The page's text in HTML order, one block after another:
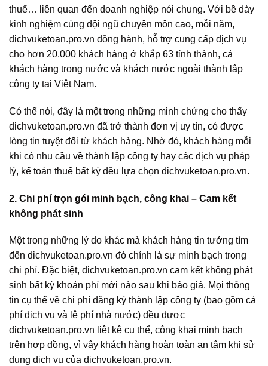
thuế… liên quan đến doanh nghiệp nói chung. Với bề dày
kinh nghiệm cùng đội ngũ chuyên môn cao, mỗi năm,
dichvuketoan.pro.vn đồng hành, hỗ trợ cung cấp dịch vụ
cho hơn 20.000 khách hàng ở khắp 63 tỉnh thành, cả
khách hàng trong nước và khách nước ngoài thành lập
công ty tại Việt Nam.
Có thể nói, đây là một trong những minh chứng cho thấy
dichvuketoan.pro.vn đã trở thành đơn vị uy tín, có được
lòng tin tuyệt đối từ khách hàng. Nhờ đó, khách hàng mỗi
khi có nhu cầu về thành lập công ty hay các dịch vụ pháp
lý, kế toán thuế bất kỳ đều lựa chọn dichvuketoan.pro.vn.
2. Chi phí trọn gói minh bạch, công khai – Cam kết
không phát sinh
Một trong những lý do khác mà khách hàng tin tưởng tìm
đến dichvuketoan.pro.vn đó chính là sự minh bạch trong
chi phí. Đặc biệt, dichvuketoan.pro.vn cam kết không phát
sinh bất kỳ khoản phí mới nào sau khi báo giá. Mọi thông
tin cụ thể về chi phí đăng ký thành lập công ty (bao gồm cả
phí dịch vụ và lệ phí nhà nước) đều được
dichvuketoan.pro.vn liệt kê cụ thể, công khai minh bạch
trên hợp đồng, vì vậy khách hàng hoàn toàn an tâm khi sử
dụng dịch vụ của dichvuketoan.pro.vn.